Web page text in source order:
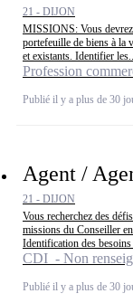
21 - DIJON
MISSIONS: Vous
portefeuille de biens à la
et existants. Identifier
Profession
Publié il y a plus de 30
Agent /
21 - DIJON
Vous recherchez des
missions du Conseiller
Identification des besoins
CDI - Non
Publié il y a plus de 30